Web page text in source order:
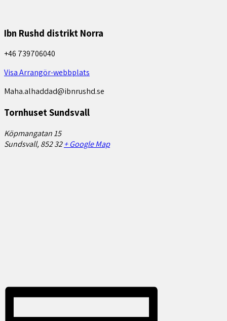
Ibn Rushd distrikt Norra
+46 739706040
Visa Arrangör-webbplats
Maha.alhaddad@ibnrushd.se
Tornhuset Sundsvall
Köpmangatan 15
Sundsvall,852 32 + Google Map